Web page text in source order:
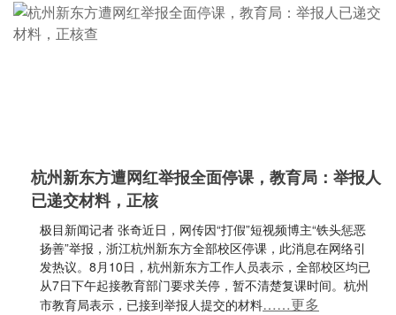
杭州新东方遭网红举报全面停课，教育局：举报人
已递交材料，正核
极目新闻记者 张奇近日，网传因“打假”短视频博主“铁头惩恶
扬善”举报，浙江杭州新东方全部校区停课，此消息在网络引
发热议。8月10日，杭州新东方工作人员表示，全部校区均已
从7日下午起接教育部门要求关停，暂不清楚复课时间。杭州
市教育局表示，已接到举报人提交的材料……更多